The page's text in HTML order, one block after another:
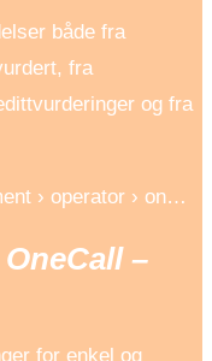
både fra
fra
og fra
› operator › on…
–
for enkel og